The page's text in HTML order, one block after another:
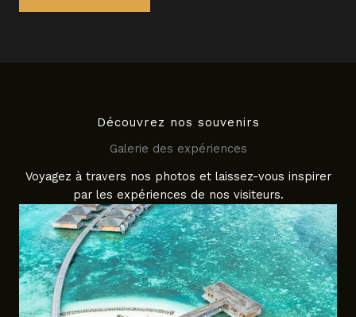
Découvrez nos souvenirs
Galerie des expériences
Voyagez à travers nos photos et laissez-vous inspirer
par les expériences de nos visiteurs.